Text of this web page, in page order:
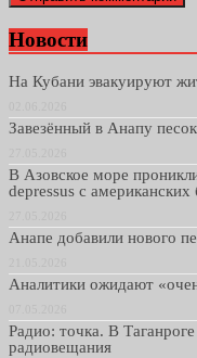
Новости
На Кубани эвакуируют
Завезённый в Анапу
В Азовское море
depressus с американских
Анапе добавили нового
Аналитики ожидают
Радио: точка. В
радиовещания